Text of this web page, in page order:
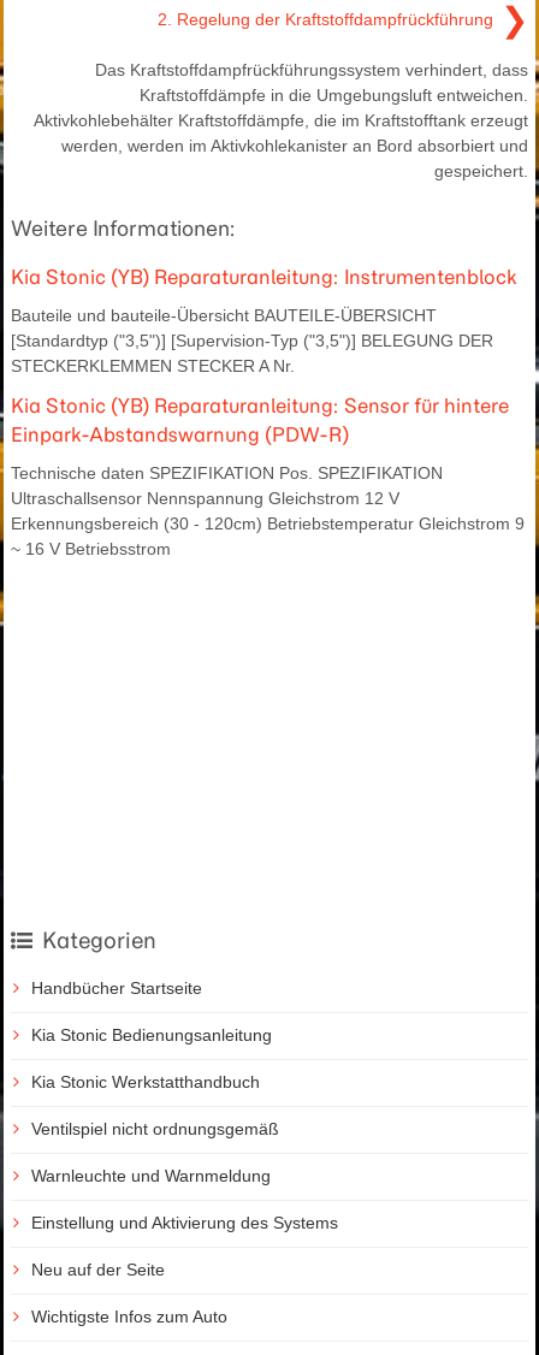
2. Regelung der Kraftstoffdampfrückführung ❯
Das Kraftstoffdampfrückführungssystem verhindert, dass
Kraftstoffdämpfe in die Umgebungsluft entweichen.
Aktivkohlebehälter Kraftstoffdämpfe, die im Kraftstofftank erzeugt
werden, werden im Aktivkohlekanister an Bord absorbiert und
gespeichert.
Weitere Informationen:
Kia Stonic (YB) Reparaturanleitung: Instrumentenblock
Bauteile und bauteile-Übersicht BAUTEILE-ÜBERSICHT
[Standardtyp ("3,5")] [Supervision-Typ ("3,5")] BELEGUNG DER
STECKERKLEMMEN STECKER A Nr.
Kia Stonic (YB) Reparaturanleitung: Sensor für hintere
Einpark-Abstandswarnung (PDW-R)
Technische daten SPEZIFIKATION Pos. SPEZIFIKATION
Ultraschallsensor Nennspannung Gleichstrom 12 V
Erkennungsbereich (30 - 120cm) Betriebstemperatur Gleichstrom 9
~ 16 V Betriebsstrom
Kategorien
Handbücher Startseite
Kia Stonic Bedienungsanleitung
Kia Stonic Werkstatthandbuch
Ventilspiel nicht ordnungsgemäß
Warnleuchte und Warnmeldung
Einstellung und Aktivierung des Systems
Neu auf der Seite
Wichtigste Infos zum Auto